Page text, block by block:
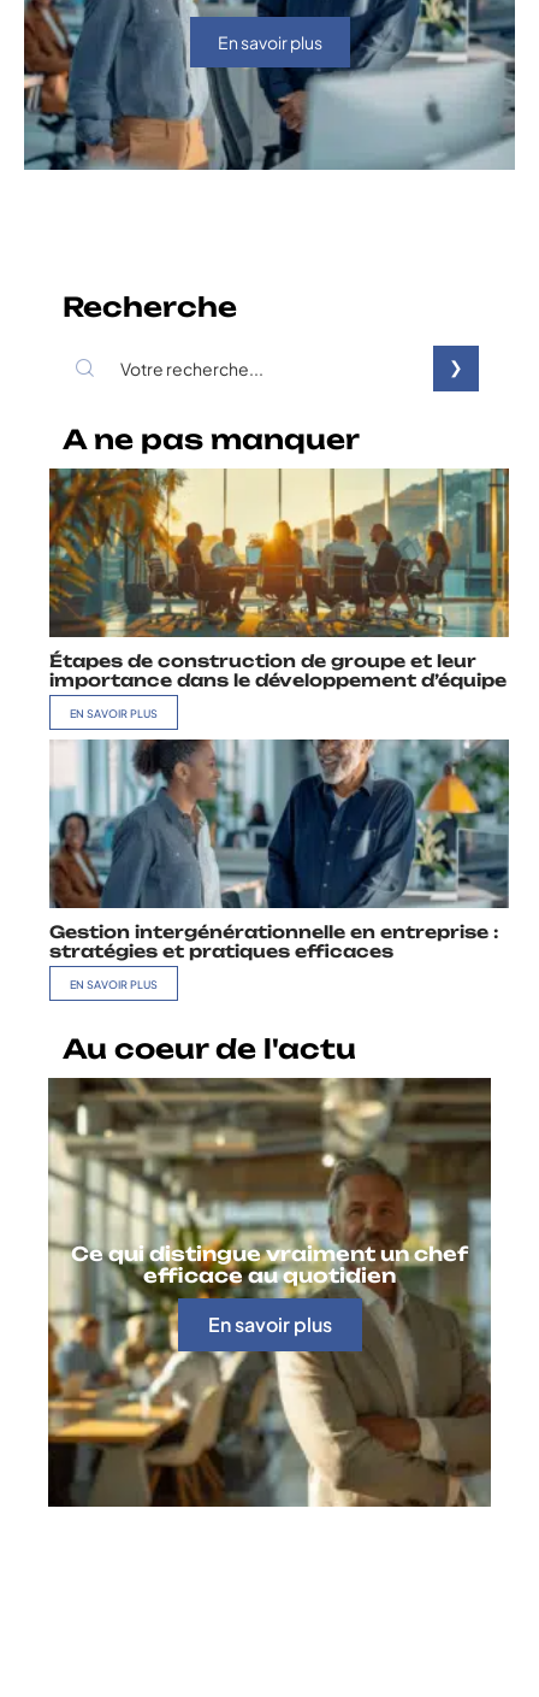
En savoir plus
Recherche
A ne pas manquer
Étapes de construction de groupe et leur
importance dans le développement d’équipe
EN SAVOIR PLUS
Gestion intergénérationnelle en entreprise :
stratégies et pratiques efficaces
EN SAVOIR PLUS
Au coeur de l'actu
Ce qui distingue vraiment un chef
efficace au quotidien
En savoir plus